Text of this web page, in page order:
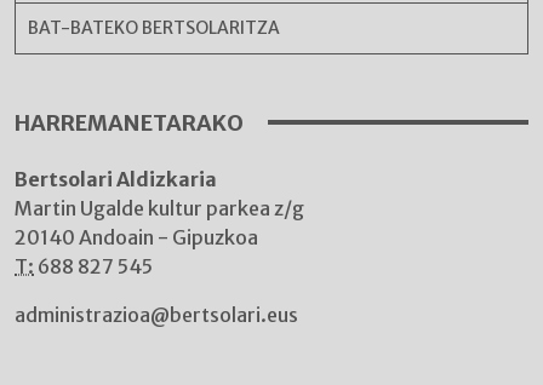
BAT-BATEKO BERTSOLARITZA
HARREMANETARAKO
Bertsolari Aldizkaria
Martin Ugalde kultur parkea z/g
20140 Andoain - Gipuzkoa
T: 688 827 545
administrazioa@bertsolari.eus